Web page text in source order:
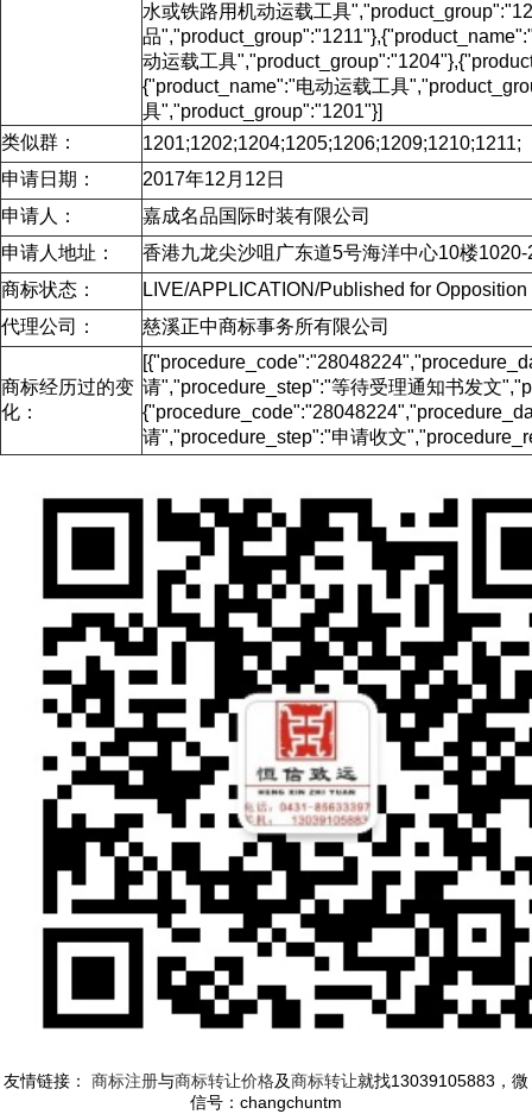
水或铁路用机动运载工具
品
动运载工具
{"product_name":"电动运载工具
具","product_group":"1201"}]
类似群：
1201;1202;1204;1205;1206;1209;1210;1211;
申请日期：
2017年12月12日
申请人：
嘉成名品国际时装有限公司
申请人地址：
香港九龙尖沙咀广东道5号海洋中心10楼1020-
商标状态：
LIVE/APPLICATION/Published for
代理公司：
慈溪正中商标事务所有限公司
商标经历过的变
化：
请","procedure_step":"等待受理通知书发文
请","procedure_step":"申请收文
友情链接： 商标注册与商标转让价格及商标转让就找13039105883，微
信号：changchuntm